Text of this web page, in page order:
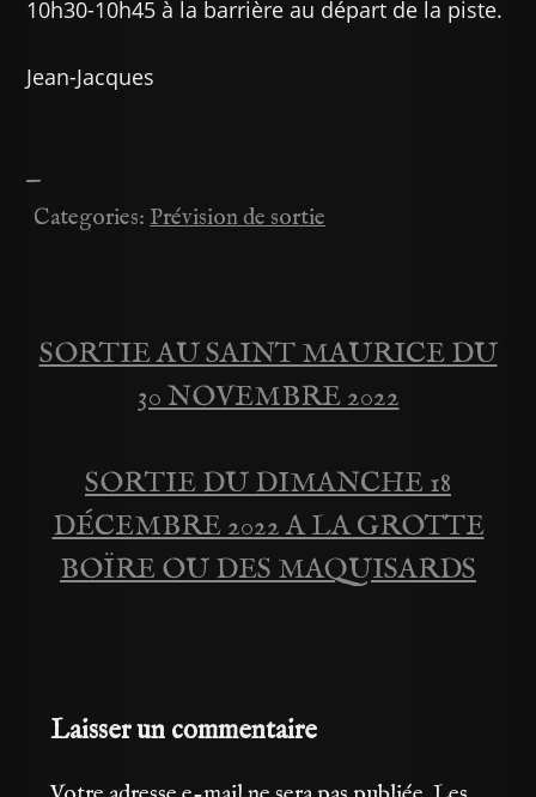
10h30-10h45 à la barrière au départ de la piste.
Jean-Jacques
—
Categories:Prévision de sortie
Navigation
l’article
SORTIE AU SAINT MAURICE DU
30 NOVEMBRE 2022
SORTIE DU DIMANCHE 18
DÉCEMBRE 2022 A LA GROTTE
BOÏRE OU DES MAQUISARDS
Laisser un commentaire